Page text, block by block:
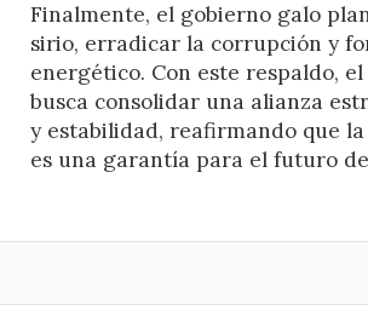
Finalmente, el gobierno galo
sirio, erradicar la corrupción y
energético. Con este respaldo,
busca consolidar una alianza
y estabilidad, reafirmando que
es una garantía para el futuro